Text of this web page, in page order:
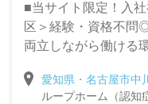
■当サイト限定！入
区＞経験・資格不問
両立しながら働ける
愛知県・名古屋市中
ループホーム（認知